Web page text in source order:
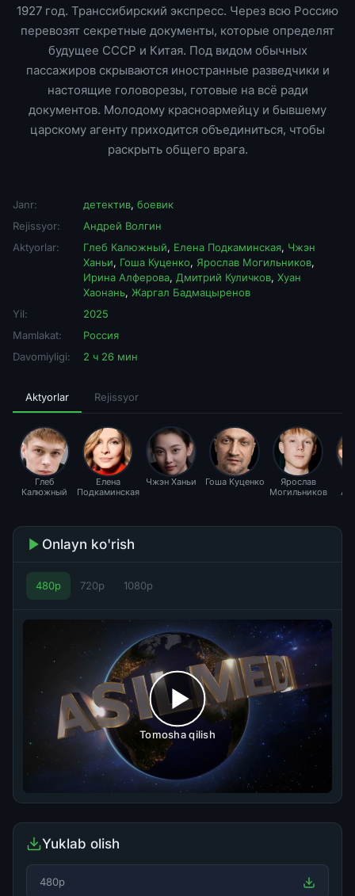
1927 год. Транссибирский экспресс. Через всю Россию
перевозят секретные документы, которые определят
будущее СССР и Китая. Под видом обычных
пассажиров скрываются иностранные разведчики и
настоящие головорезы, готовые на всё ради
документов. Молодому красноармейцу и бывшему
царскому агенту приходится объединиться, чтобы
раскрыть общего врага.
Janr: детектив, боевик
Rejissyor:
Андрей Волгин
Aktyorlar:
Глеб Калюжный, Елена Подкаминская, Чжэн
Ханьи, Гоша Куценко, Ярослав Могильников,
Ирина Алферова, Дмитрий Куличков, Хуан
Хаонань, Жаргал Бадмацыренов
Yil:
2025
Mamlakat:
Россия
Davomiyligi:
2 ч 26 мин
Aktyorlar Rejissyor
Глеб
Калюжный
Елена
Подкаминская
Чжэн Ханьи Гоша Куценко
Ярослав
Могильников
Onlayn ko'rish
480p 720p 1080p
Tomosha qilish
Yuklab olish
480p